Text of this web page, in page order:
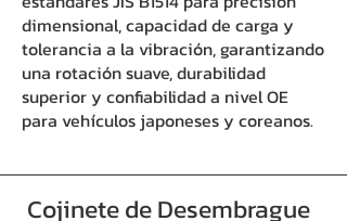
dimensional, capacidad de carga y
tolerancia a la vibración, garantizando
una rotación suave, durabilidad
superior y confiabilidad a nivel OE
para vehículos japoneses y coreanos.
Cojinete de Desembrague